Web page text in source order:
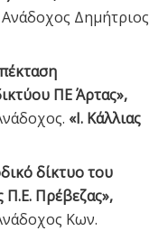
Δημήτριος
ΠΕ Άρτας»,
«Ι. Κάλλιας
δίκτυο του
Πρέβεζας»,
Κων.